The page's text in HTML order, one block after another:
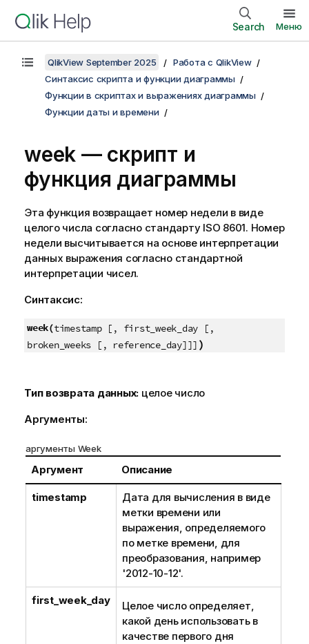
Search Меню
QlikView September 2025
Работа с QlikView
Синтаксис скрипта и функции диаграммы
Функции в скриптах и выражениях диаграммы
Функции даты и времени
week — скрипт и
функция диаграммы
Эта функция возвращает номер недели в виде
целого числа согласно стандарту ISO 8601. Номер
недели высчитывается на основе интерпретации
данных выражения согласно стандартной
интерпретации чисел.
Синтаксис:
week(timestamp [, first_week_day [,
broken_weeks [, reference_day]]] )
Тип возврата данных: целое число
Аргументы:
аргументы Week
Аргумент Описание
timestamp
Дата для вычисления в виде
метки времени или
выражения, определяемого
по метке времени, для
преобразования, например
'2012-10-12'.
first_week_day
Целое число определяет,
какой день использовать в
качестве первого дня